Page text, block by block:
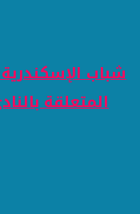
المتعلقة